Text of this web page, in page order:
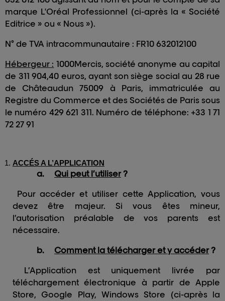
marque L'Oréal Professionnel (ci-après la « Société
Editrice » ou « Nous »).
N° de TVA intracommunautaire : FR10 632012100
Hébergeur : 1000Mercis, société anonyme au capital
de 311 904,40 euros, ayant son siège social au 28 rue
de Châteaudun 75009 à Paris, immatriculée au
Registre du Commerce et des Sociétés de Paris sous
le numéro 429 621 311. Numéro de téléphone: +33 1 71
72 27 91
ACCÉS A L’APPLICATION
a. Qui peut l’utiliser?
Pour accéder et utiliser cette Application, vous
devez être majeur. Si vous êtes mineur,
l’autorisation préalable de vos parents est
nécessaire.
b.
Comment la télécharger et y accéder?
L’Application est uniquement livrée par
téléchargement électronique à partir de Apple
Store, Google Play, Windows Store (ci-après la